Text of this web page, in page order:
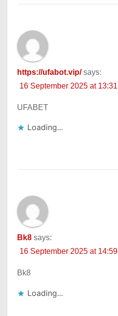
https://ufabot.vip/ says:
16 September 2025 at 13:31
UFABET
Loading...
Bk8 says:
16 September 2025 at 14:59
Bk8
Loading...